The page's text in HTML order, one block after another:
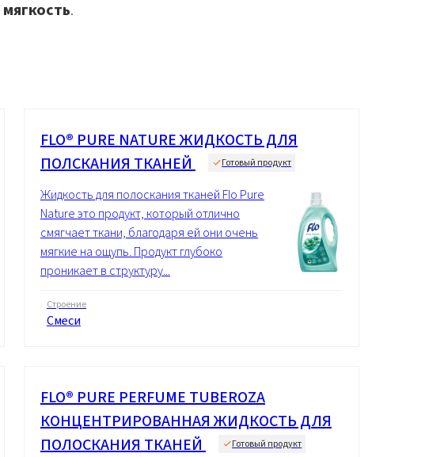
мягкость.
FLO® PURE NATURE ЖИДКОСТЬ ДЛЯ
ПОЛСКАНИЯ ТКАНЕЙ
Готовый продукт
Жидкость для полоскания тканей Flo Pure
Nature это продукт, который отлично
смягчает ткани, благодаря ей они очень
мягкие на ощупь. Продукт глубоко
проникает в структуру...
Строение
Смеси
FLO® PURE PERFUME TUBEROZA
КОНЦЕНТРИРОВАННАЯ ЖИДКОСТЬ ДЛЯ
ПОЛОСКАНИЯ ТКАНЕЙ
Готовый продукт